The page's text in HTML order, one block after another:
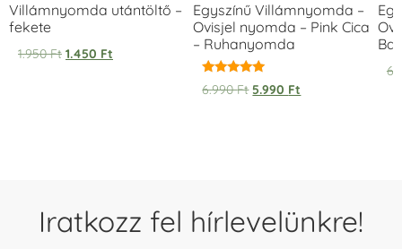
Villámnyomda utántöltő –
fekete
1.950Ft 1.450 Ft
Egyszínű Villámnyomda –
Ovisjel nyomda – Pink Cica
– Ruhanyomda
Értékelés:
5.00
6.990Ft 5.990 Ft
Iratkozz fel hírlevelünkre!